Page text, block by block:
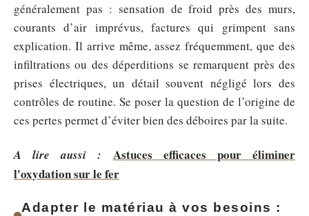
généralement pas : sensation de froid près des murs,
courants d’air imprévus, factures qui grimpent sans
explication. Il arrive même, assez fréquemment, que des
infiltrations ou des déperditions se remarquent près des
prises électriques, un détail souvent négligé lors des
contrôles de routine. Se poser la question de l’origine de
ces pertes permet d’éviter bien des déboires par la suite.
A lire aussi :
Astuces efficaces pour éliminer
l'oxydation sur le fer
Adapter le matériau à vos besoins :